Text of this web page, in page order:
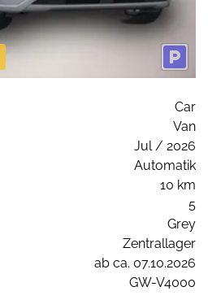
Car
Van
Jul / 2026
Automatik
10 km
5
Grey
Zentrallager
ab ca. 07.10.2026
GW-V4000